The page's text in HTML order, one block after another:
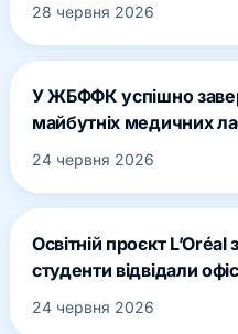
28 червня 2026
У ЖБФФК успішно
майбутніх медичних
24 червня 2026
Освітній проєкт
студенти відвідали
24 червня 2026